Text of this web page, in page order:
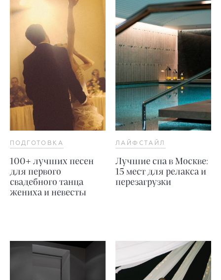
ПОДГОТОВКА
100+ лучших песен
для первого
свадебного танца
жениха и невесты
ЛАЙФСТАЙЛ
Лучшие спа в Москве:
15 мест для релакса и
перезагрузки